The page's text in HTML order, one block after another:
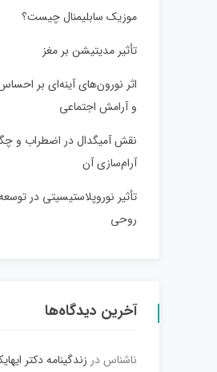
موزیک سابلیمنال چیست؟
تأثیر مدیتیشن بر مغز
اثر نورون‌های آینه‌ای بر
و آرامش اجتماعی
نقش آمیگدال در اضطراب و
آرام‌سازی آن
تأثیر نوروپلاستیسیتی در
روحی
آخرین دیدگاه‌ها
ناشناسدر زندگینامه دکتر